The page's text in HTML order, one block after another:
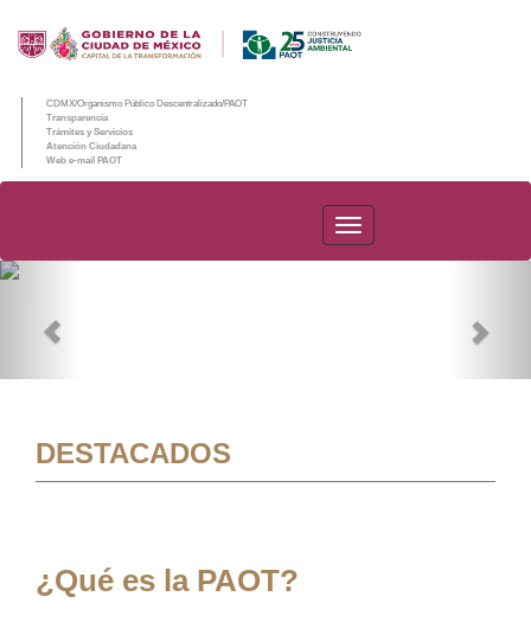
CDMX/Organismo Público Descentralizado/PAOT
Transparencia
Trámites y Servicios
Atención Ciudadana
Web e-mail PAOT
PAOT
DESTACADOS
¿Qué es la PAOT?